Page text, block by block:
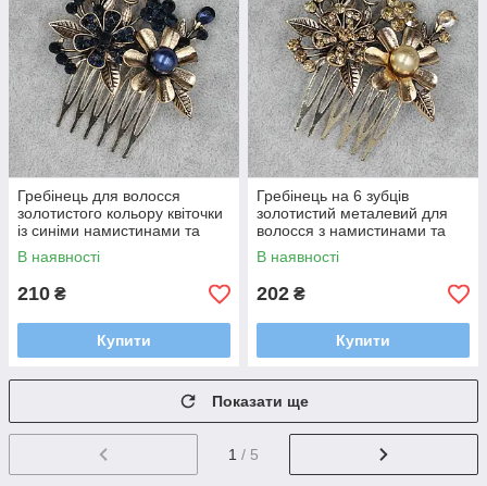
Гребінець для волосся
золотистого кольору квіточки
із синіми намистинами та
сапфірами на 6 зубців розмір
60х45 мм
В наявності
210 ₴
Купити
Гребінець на 6 зубців
золотистий металевий для
волосся з намистинами та
золотистим камінням квіточок
6х4,5 см
В наявності
202 ₴
Купити
Показати ще
1 / 5